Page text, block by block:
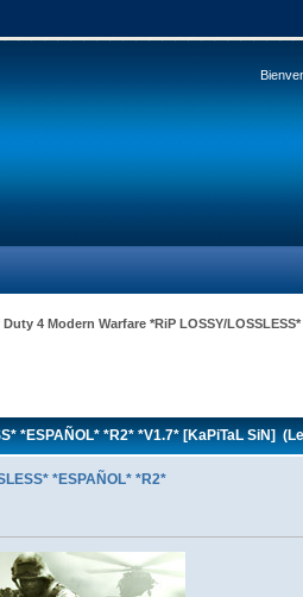
4 Modern Warfare *RiP LOSSY/
*ESPAÑOL* *R2* *V1.7* [KaPiTaL SiN]
*ESPAÑOL* *R2*